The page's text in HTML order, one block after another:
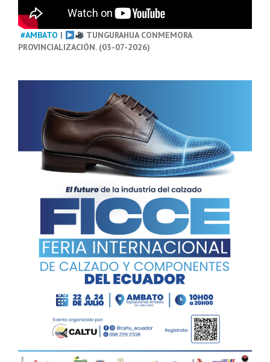
#AMBATO |
TUNGURAHUA CONMEMORA
PROVINCIALIZACIÓN. (03-07-2026)